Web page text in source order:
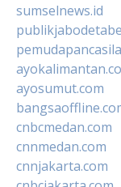
sumselnews.id
ayosumut.com
cnbcmedan.com
cnnmedan.com
cnnjakarta.com